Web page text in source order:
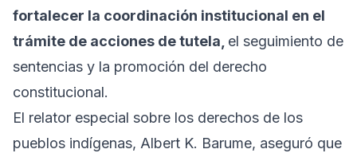
fortalecer la coordinación institucional en el
trámite de acciones de tutela, el seguimiento de
sentencias y la promoción del derecho
constitucional.
El relator especial sobre los derechos de los
pueblos indígenas, Albert K. Barume, aseguró que